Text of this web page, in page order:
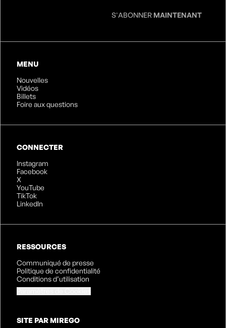
MENU
Nouvelles
Vidéos
Billets
Foire aux questions
CONNECTER
Instagram
Facebook
X
YouTube
TikTok
LinkedIn
RESSOURCES
Communiqué de presse
Politique de confidentialité
Conditions d’utilisation
SITE PAR MIREGO
S'ABONNER MAINTENANT